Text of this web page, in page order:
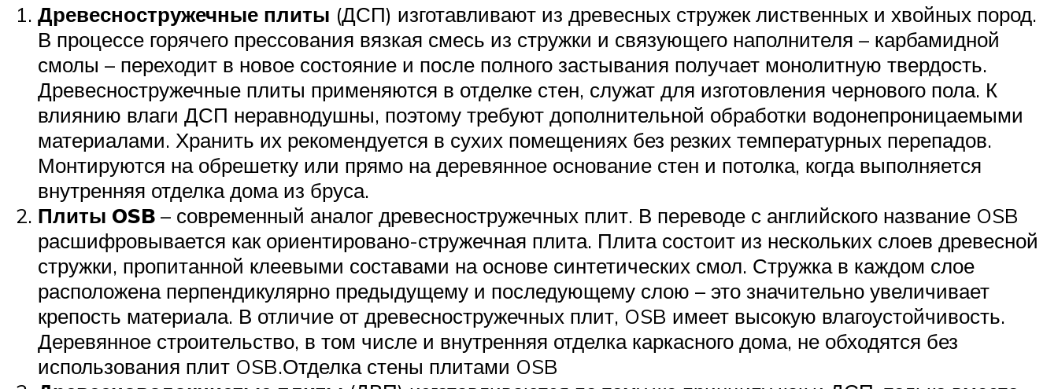
Древесностружечные плиты (ДСП) изготавливают из древесных стружек лиственных и хвойных пород.
В процессе горячего прессования вязкая смесь из стружки и связующего наполнителя – карбамидной
смолы – переходит в новое состояние и после полного застывания получает монолитную твердость.
Древесностружечные плиты применяются в отделке стен, служат для изготовления чернового пола. К
влиянию влаги ДСП неравнодушны, поэтому требуют дополнительной обработки водонепроницаемыми
материалами. Хранить их рекомендуется в сухих помещениях без резких температурных перепадов.
Монтируются на обрешетку или прямо на деревянное основание стен и потолка, когда выполняется
внутренняя отделка дома из бруса.
Плиты OSB – современный аналог древесностружечных плит. В переводе с английского название OSB
расшифровывается как ориентировано-стружечная плита. Плита состоит из нескольких слоев древесной
стружки, пропитанной клеевыми составами на основе синтетических смол. Стружка в каждом слое
расположена перпендикулярно предыдущему и последующему слою – это значительно увеличивает
крепость материала. В отличие от древесностружечных плит, OSB имеет высокую влагоустойчивость.
Деревянное строительство, в том числе и внутренняя отделка каркасного дома, не обходятся без
использования плит OSB.Отделка стены плитами OSB